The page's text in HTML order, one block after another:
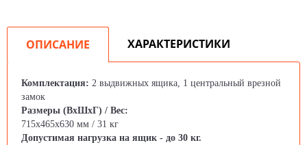
ОПИСАНИЕ ХАРАКТЕРИСТИКИ
Комплектация: 2 выдвижных ящика, 1 центральный врезной
замок
Размеры (ВхШхГ) / Вес:
715x465x630 мм / 31 кг
Допустимая нагрузка на ящик - до 30 кг.